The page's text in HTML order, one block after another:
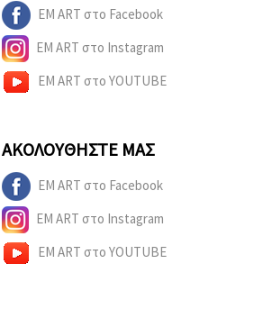
EM ART στο Facebook
EM ART στο Instagram
EM ART στο YOUTUBE
ΑΚΟΛΟΥΘΉΣΤΕ ΜΑΣ
EM ART στο Facebook
EM ART στο Instagram
EM ART στο YOUTUBE